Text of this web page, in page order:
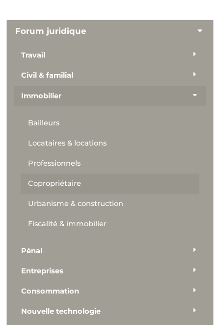
Forum juridique
Travail
Civil & familial
Immobilier
Bailleurs
Locataires & locations
Professionnels
Copropriétaire
Urbanisme & construction
Fiscalité & immobilier
Pénal
Entreprises
Consommation
Nouvelle technologie